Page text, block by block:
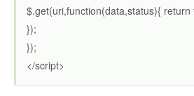
$.get(uri,function(data,status){ return
});
});
</script>